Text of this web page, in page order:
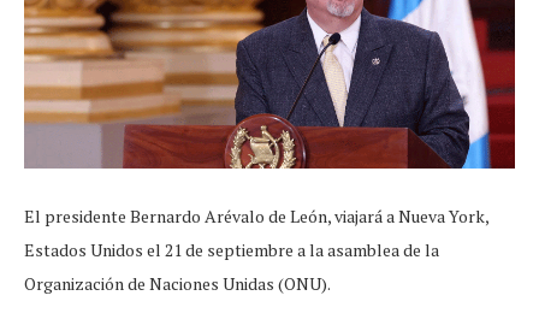
El presidente Bernardo Arévalo de León, viajará a Nueva York,
Estados Unidos el 21 de septiembre a la asamblea de la
Organización de Naciones Unidas (ONU).